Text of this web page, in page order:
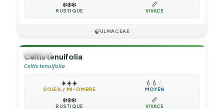
❄️❄️❄️
RUSTIQUE
📏
VIVACE
🍃ULMACEAE
🌳ARBRE
Celtis tenuifolia
Celtis tenuifolia
☀️☀️☀️
SOLEIL / MI-OMBRE
💧 💧 💧
MOYEN
❄️❄️❄️
RUSTIQUE
📏
VIVACE